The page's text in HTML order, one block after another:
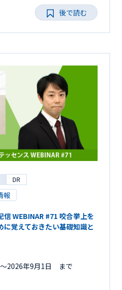
後で読む
DR
報
信 WEBINAR #71 咬合挙上を
に覚えておきたい基礎知識と
2026年9月1日 まで